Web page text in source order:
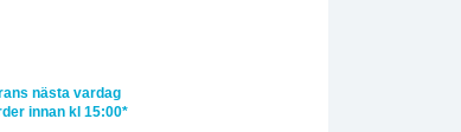
nästa vardag
innan kl 15:00*